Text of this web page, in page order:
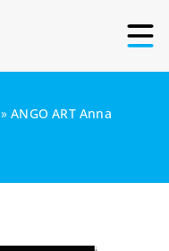
»ANGO ART Anna